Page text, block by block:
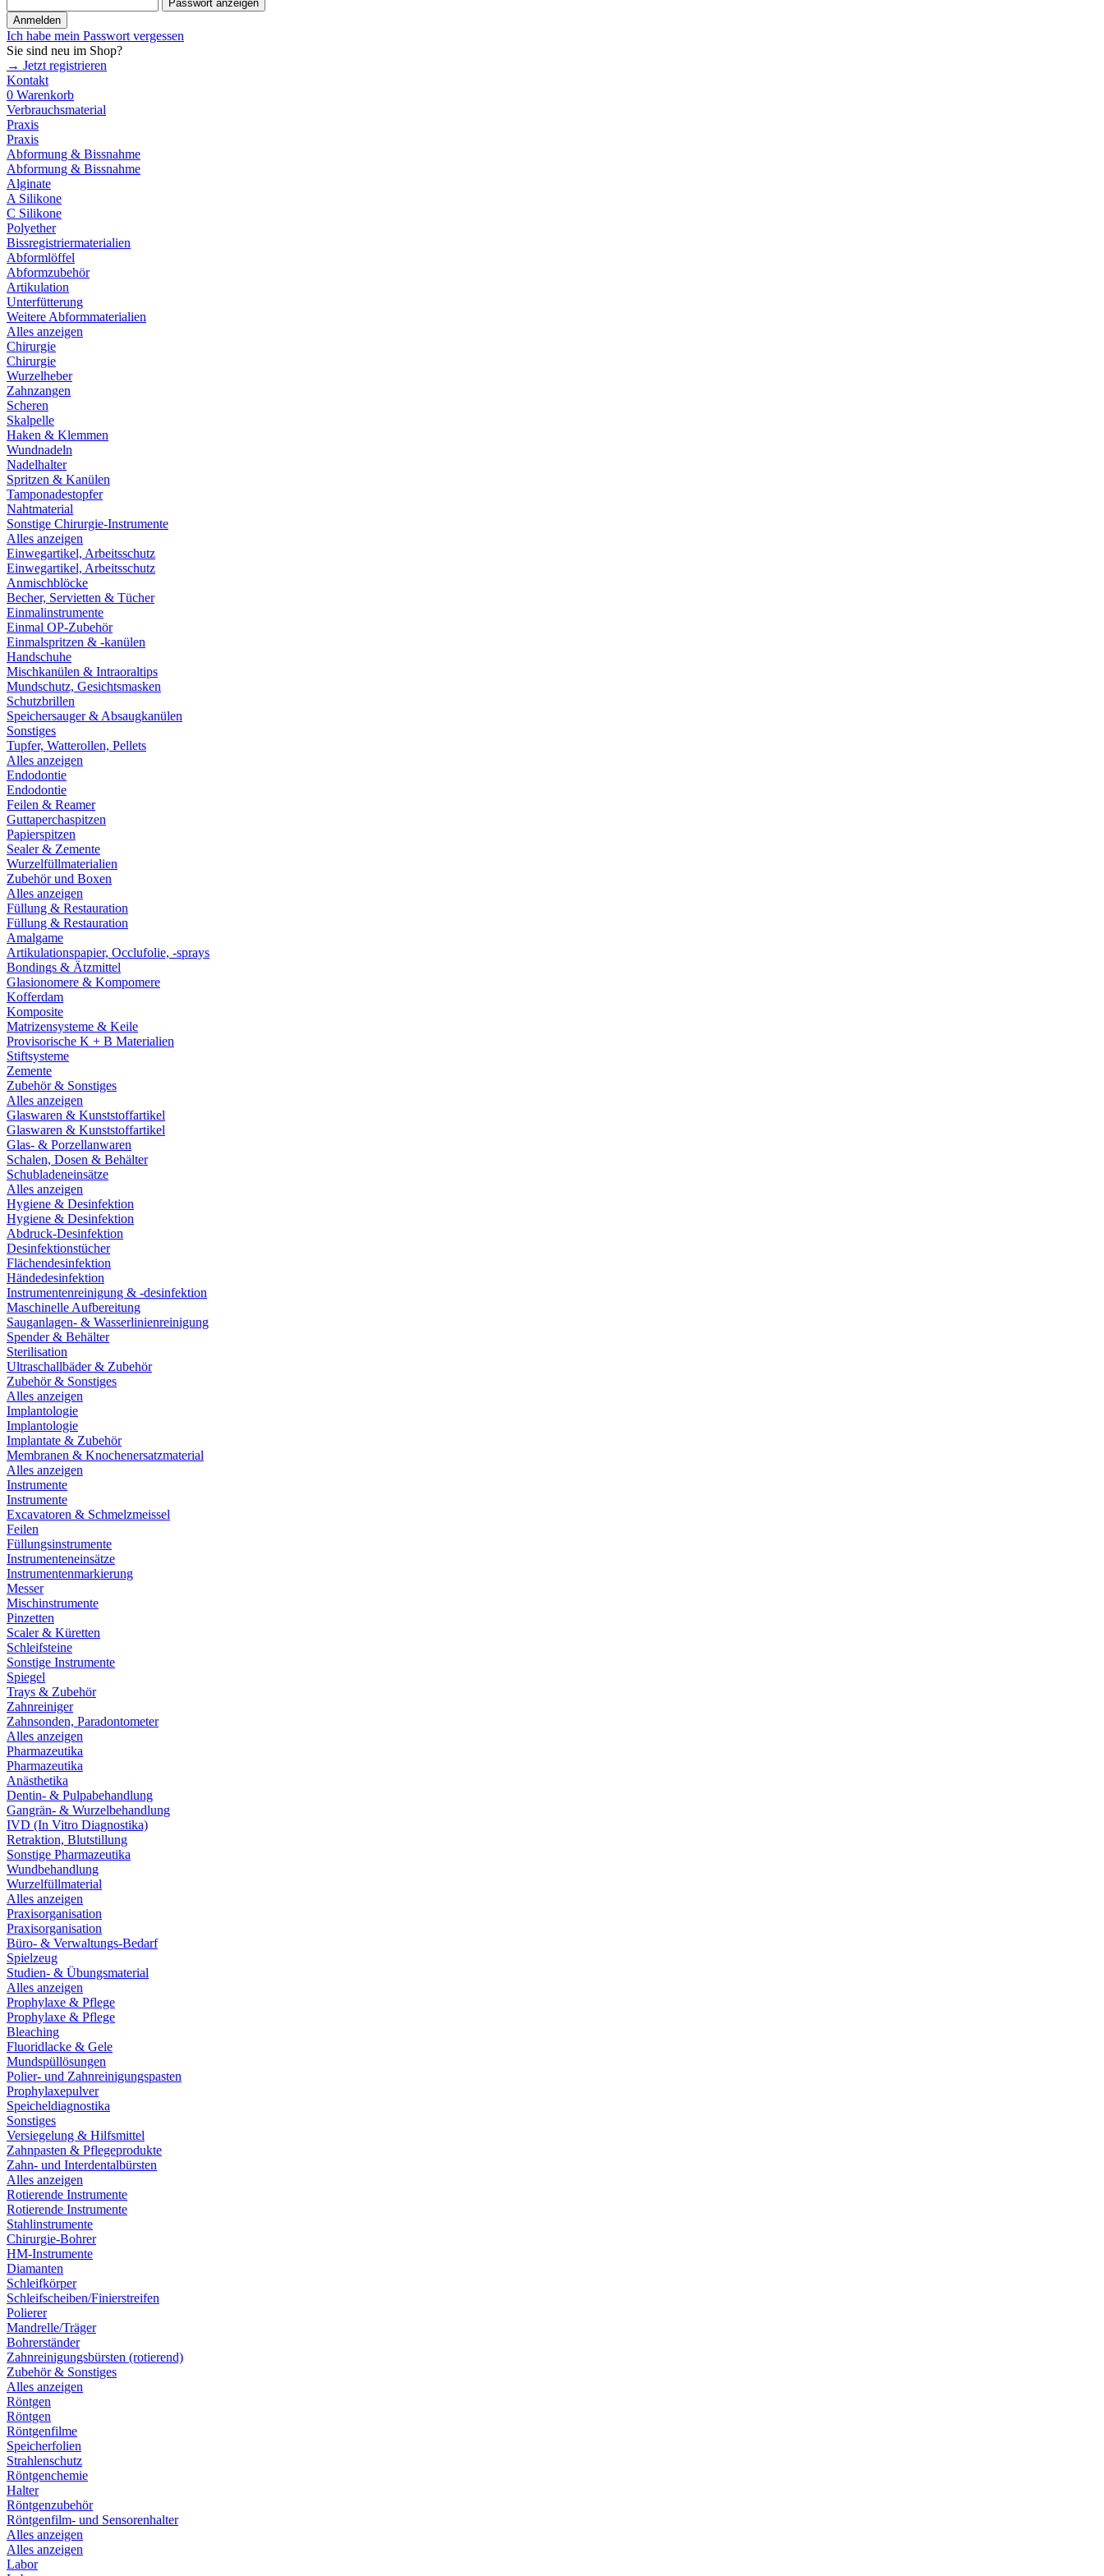
Passwort anzeigen
Anmelden
Ich habe mein Passwort vergessen
Sie sind neu im Shop?
→ Jetzt registrieren
Kontakt
0 Warenkorb
Verbrauchsmaterial
Praxis
Praxis
Abformung & Bissnahme
Abformung & Bissnahme
Alginate
A Silikone
C Silikone
Polyether
Bissregistriermaterialien
Abformlöffel
Abformzubehör
Artikulation
Unterfütterung
Weitere Abformmaterialien
Alles anzeigen
Chirurgie
Chirurgie
Wurzelheber
Zahnzangen
Scheren
Skalpelle
Haken & Klemmen
Wundnadeln
Nadelhalter
Spritzen & Kanülen
Tamponadestopfer
Nahtmaterial
Sonstige Chirurgie-Instrumente
Alles anzeigen
Einwegartikel, Arbeitsschutz
Einwegartikel, Arbeitsschutz
Anmischblöcke
Becher, Servietten & Tücher
Einmalinstrumente
Einmal OP-Zubehör
Einmalspritzen & -kanülen
Handschuhe
Mischkanülen & Intraoraltips
Mundschutz, Gesichtsmasken
Schutzbrillen
Speichersauger & Absaugkanülen
Sonstiges
Tupfer, Watterollen, Pellets
Alles anzeigen
Endodontie
Endodontie
Feilen & Reamer
Guttaperchaspitzen
Papierspitzen
Sealer & Zemente
Wurzelfüllmaterialien
Zubehör und Boxen
Alles anzeigen
Füllung & Restauration
Füllung & Restauration
Amalgame
Artikulationspapier, Occlufolie, -sprays
Bondings & Ätzmittel
Glasionomere & Kompomere
Kofferdam
Komposite
Matrizensysteme & Keile
Provisorische K + B Materialien
Stiftsysteme
Zemente
Zubehör & Sonstiges
Alles anzeigen
Glaswaren & Kunststoffartikel
Glaswaren & Kunststoffartikel
Glas- & Porzellanwaren
Schalen, Dosen & Behälter
Schubladeneinsätze
Alles anzeigen
Hygiene & Desinfektion
Hygiene & Desinfektion
Abdruck-Desinfektion
Desinfektionstücher
Flächendesinfektion
Händedesinfektion
Instrumentenreinigung & -desinfektion
Maschinelle Aufbereitung
Sauganlagen- & Wasserlinienreinigung
Spender & Behälter
Sterilisation
Ultraschallbäder & Zubehör
Zubehör & Sonstiges
Alles anzeigen
Implantologie
Implantologie
Implantate & Zubehör
Membranen & Knochenersatzmaterial
Alles anzeigen
Instrumente
Instrumente
Excavatoren & Schmelzmeissel
Feilen
Füllungsinstrumente
Instrumenteneinsätze
Instrumentenmarkierung
Messer
Mischinstrumente
Pinzetten
Scaler & Küretten
Schleifsteine
Sonstige Instrumente
Spiegel
Trays & Zubehör
Zahnreiniger
Zahnsonden, Paradontometer
Alles anzeigen
Pharmazeutika
Pharmazeutika
Anästhetika
Dentin- & Pulpabehandlung
Gangrän- & Wurzelbehandlung
IVD (In Vitro Diagnostika)
Retraktion, Blutstillung
Sonstige Pharmazeutika
Wundbehandlung
Wurzelfüllmaterial
Alles anzeigen
Praxisorganisation
Praxisorganisation
Büro- & Verwaltungs-Bedarf
Spielzeug
Studien- & Übungsmaterial
Alles anzeigen
Prophylaxe & Pflege
Prophylaxe & Pflege
Bleaching
Fluoridlacke & Gele
Mundspüllösungen
Polier- und Zahnreinigungspasten
Prophylaxepulver
Speicheldiagnostika
Sonstiges
Versiegelung & Hilfsmittel
Zahnpasten & Pflegeprodukte
Zahn- und Interdentalbürsten
Alles anzeigen
Rotierende Instrumente
Rotierende Instrumente
Stahlinstrumente
Chirurgie-Bohrer
HM-Instrumente
Diamanten
Schleifkörper
Schleifscheiben/Finierstreifen
Polierer
Mandrelle/Träger
Bohrerständer
Zahnreinigungsbürsten (rotierend)
Zubehör & Sonstiges
Alles anzeigen
Röntgen
Röntgen
Röntgenfilme
Speicherfolien
Strahlenschutz
Röntgenchemie
Halter
Röntgenzubehör
Röntgenfilm- und Sensorenhalter
Alles anzeigen
Alles anzeigen
Labor